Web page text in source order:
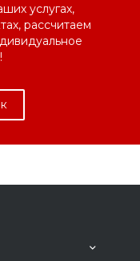
услугах,
рассчитаем